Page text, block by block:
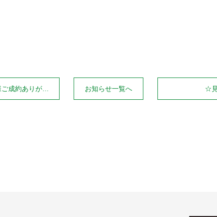
ございました！！☆ お知らせ一覧へ ☆